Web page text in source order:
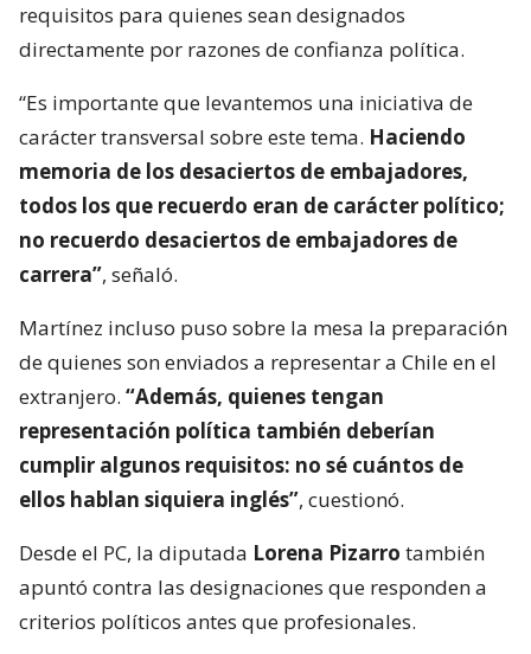
requisitos para quienes sean designados
directamente por razones de confianza política.
“Es importante que levantemos una iniciativa de
carácter transversal sobre este tema. Haciendo
memoria de los desaciertos de embajadores,
todos los que recuerdo eran de carácter político;
no recuerdo desaciertos de embajadores de
carrera”, señaló.
Martínez incluso puso sobre la mesa la preparación
de quienes son enviados a representar a Chile en el
extranjero. “Además, quienes tengan
representación política también deberían
cumplir algunos requisitos: no sé cuántos de
ellos hablan siquiera inglés”, cuestionó.
Desde el PC, la diputada Lorena Pizarro también
apuntó contra las designaciones que responden a
criterios políticos antes que profesionales.